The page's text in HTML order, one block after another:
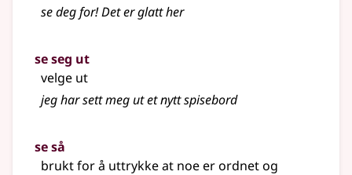
se deg for! Det er glatt her
se seg ut
velge ut
jeg har sett meg ut et nytt spisebord
se så
brukt for å uttrykke at noe er ordnet og